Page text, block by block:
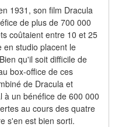
1931, son film Dracula
de plus de 700 000
coûtaient entre 10 et 25
en studio placent le
qu'il soit difficile de
box-office de ces
de Dracula et
à un bénéfice de 600 000
au cours des quatre
s'en est bien sorti.